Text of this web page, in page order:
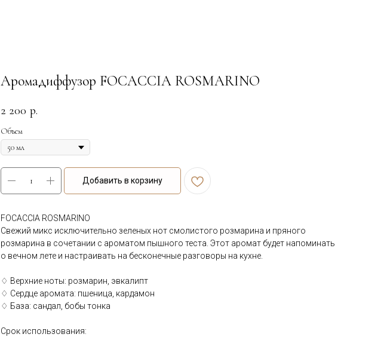
Аромадиффузор FOCACCIA ROSMARINO
2 200 р.
Объем
Добавить в корзину
FOCACCIA ROSMARINO
Свежий микс исключительно зеленых нот смолистого розмарина и пряного
розмарина в сочетании с ароматом пышного теста. Этот аромат будет напоминать
о вечном лете и настраивать на бесконечные разговоры на кухне.
♢ Верхние ноты: розмарин, эвкалипт
♢ Сердце аромата: пшеница, кардамон
♢ База: сандал, бобы тонка
Срок использования: